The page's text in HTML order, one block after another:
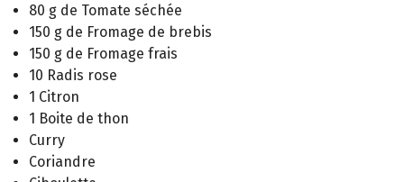
80 g de Tomate séchée
150 g de Fromage de brebis
150 g de Fromage frais
10 Radis rose
1 Citron
1 Boite de thon
Curry
Coriandre